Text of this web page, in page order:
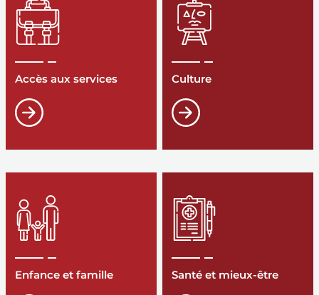
Accès aux services Culture
Enfance et famille Santé et mieux-être